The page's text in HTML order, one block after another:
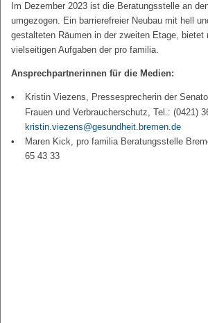
Im Dezember 2023 ist die Beratungsstelle an
umgezogen. Ein barrierefreier Neubau mit hell
gestalteten Räumen in der zweiten Etage, bietet
vielseitigen Aufgaben der pro familia.
Ansprechpartnerinnen für die Medien:
Kristin Viezens, Pressesprecherin der
Frauen und Verbraucherschutz, Tel.: (0421)
kristin.viezens@gesundheit.bremen.de
Maren Kick, pro familia Beratungsstelle
65 43 33